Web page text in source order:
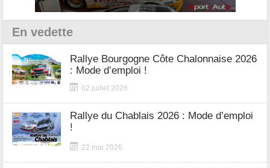
En vedette
Rallye Bourgogne Côte Chalonnaise 2026
: Mode d’emploi !
02 juillet 2026
Rallye du Chablais 2026 : Mode d’emploi
!
22 mai 2026